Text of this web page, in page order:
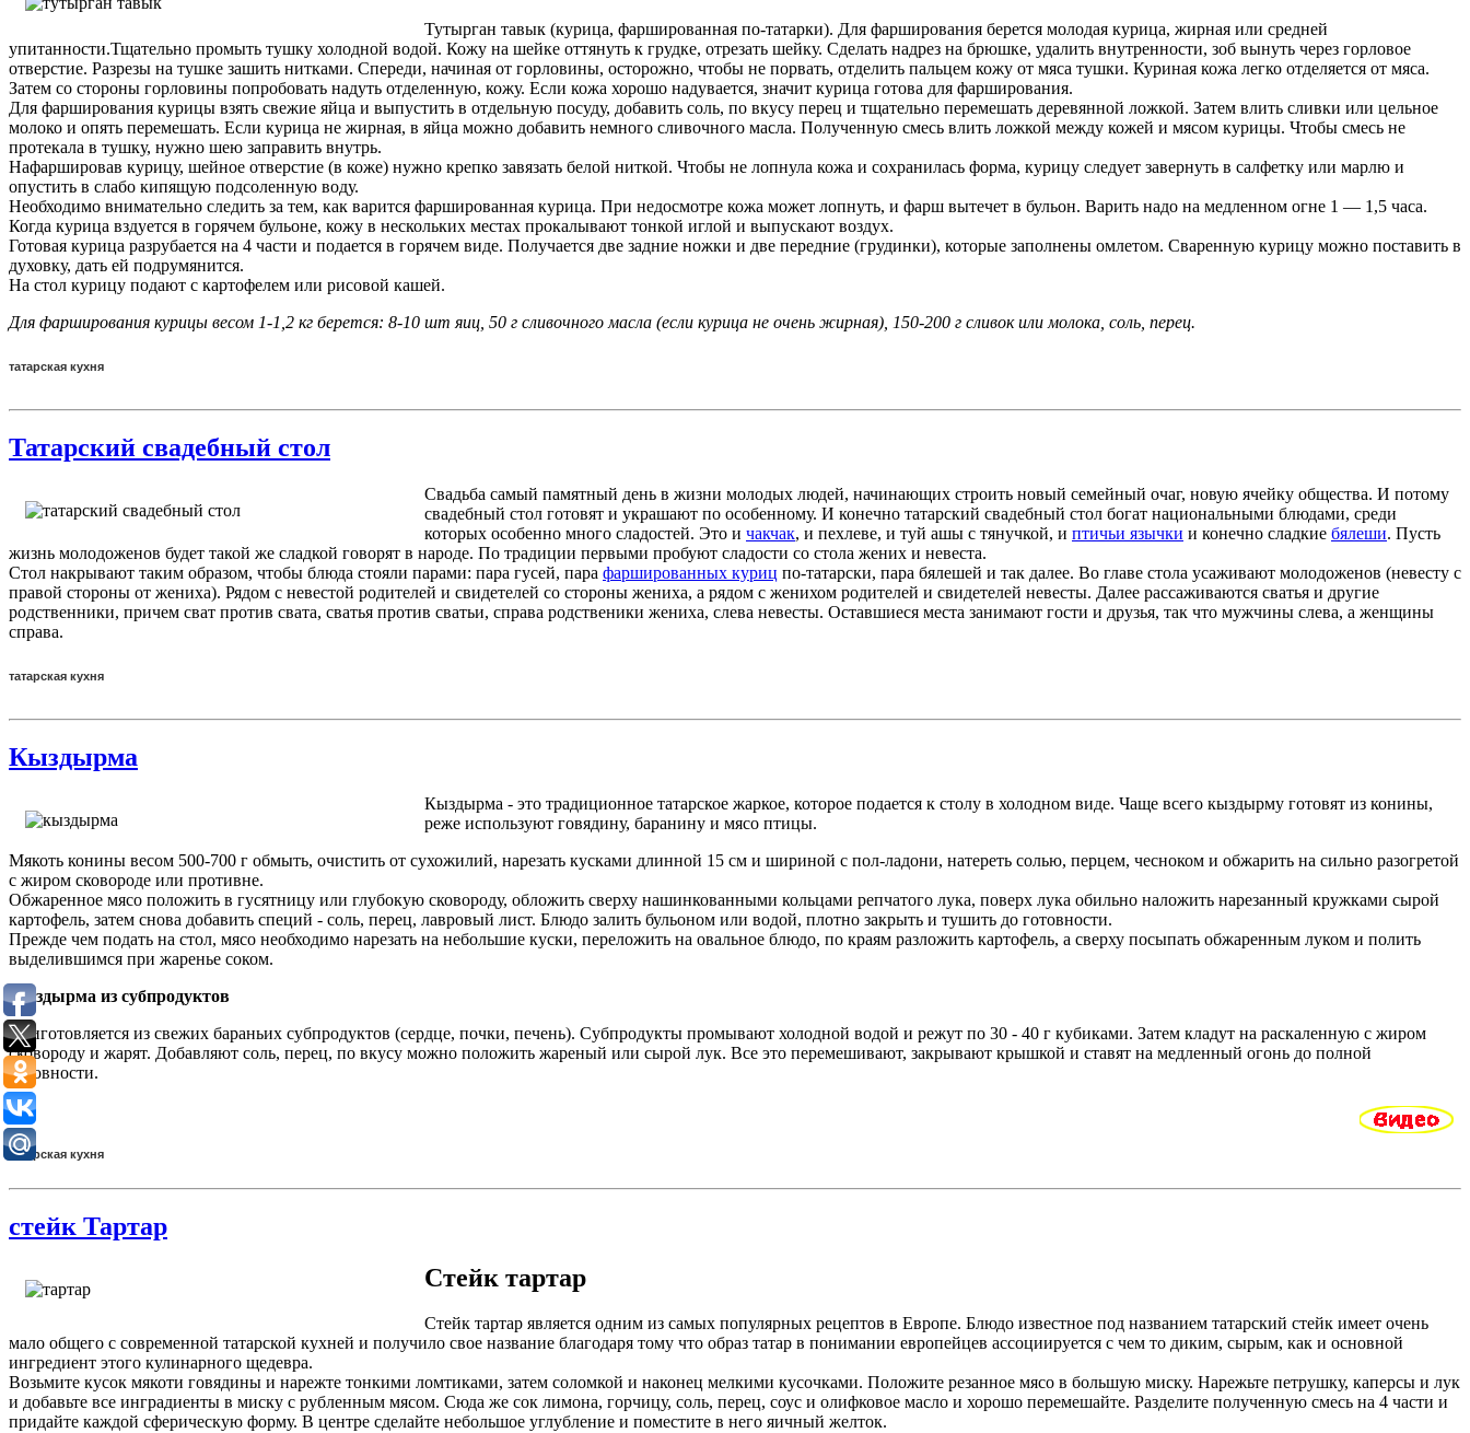
Тутырган тавык (курица, фаршированная по-татарки). Для фарширования берется молодая курица, жирная или средней
упитанности.Тщательно промыть тушку холодной водой. Кожу на шейке оттянуть к грудке, отрезать шейку. Сделать надрез на брюшке, удалить внутренности, зоб вынуть через горловое
отверстие. Разрезы на тушке зашить нитками. Спереди, начиная от горловины, осторожно, чтобы не порвать, отделить пальцем кожу от мяса тушки. Куриная кожа легко отделяется от мяса.
Затем со стороны горловины попробовать надуть отделенную, кожу. Если кожа хорошо надувается, значит курица готова для фарширования.
Для фарширования курицы взять свежие яйца и выпустить в отдельную посуду, добавить соль, по вкусу перец и тщательно перемешать деревянной ложкой. Затем влить сливки или цельное
молоко и опять перемешать. Если курица не жирная, в яйца можно добавить немного сливочного масла. Полученную смесь влить ложкой между кожей и мясом курицы. Чтобы смесь не
протекала в тушку, нужно шею заправить внутрь.
Нафаршировав курицу, шейное отверстие (в коже) нужно крепко завязать белой ниткой. Чтобы не лопнула кожа и сохранилась форма, курицу следует завернуть в салфетку или марлю и
опустить в слабо кипящую подсоленную воду.
Необходимо внимательно следить за тем, как варится фаршированная курица. При недосмотре кожа может лопнуть, и фарш вытечет в бульон. Варить надо на медленном огне 1 — 1,5 часа.
Когда курица вздуется в горячем бульоне, кожу в нескольких местах прокалывают тонкой иглой и выпускают воздух.
Готовая курица разрубается на 4 части и подается в горячем виде. Получается две задние ножки и две передние (грудинки), которые заполнены омлетом. Сваренную курицу можно поставить в
духовку, дать ей подрумянится.
На стол курицу подают с картофелем или рисовой кашей.
Для фарширования курицы весом 1-1,2 кг берется: 8-10 шт яиц, 50 г сливочного масла (если курица не очень жирная), 150-200 г сливок или молока, соль, перец.
татарская кухня
Татарский свадебный стол
Свадьба самый памятный день в жизни молодых людей, начинающих строить новый семейный очаг, новую ячейку общества. И потому
свадебный стол готовят и украшают по особенному. И конечно татарский свадебный стол богат национальными блюдами, среди
которых особенно много сладостей. Это и чакчак, и пехлеве, и туй ашы с тянучкой, и птичьи язычки и конечно сладкие бялеши. Пусть
жизнь молодоженов будет такой же сладкой говорят в народе. По традиции первыми пробуют сладости со стола жених и невеста.
Стол накрывают таким образом, чтобы блюда стояли парами: пара гусей, пара фаршированных куриц по-татарски, пара бялешей и так далее. Во главе стола усаживают молодоженов (невесту с
правой стороны от жениха). Рядом с невестой родителей и свидетелей со стороны жениха, а рядом с женихом родителей и свидетелей невесты. Далее рассаживаются сватья и другие
родственники, причем сват против свата, сватья против сватьи, справа родственики жениха, слева невесты. Оставшиеся места занимают гости и друзья, так что мужчины слева, а женщины
справа.
татарская кухня
Кыздырма
Кыздырма - это традиционное татарское жаркое, которое подается к столу в холодном виде. Чаще всего кыздырму готовят из конины,
реже используют говядину, баранину и мясо птицы.
Мякоть конины весом 500-700 г обмыть, очистить от сухожилий, нарезать кусками длинной 15 см и шириной с пол-ладони, натереть солью, перцем, чесноком и обжарить на сильно разогретой
с жиром сковороде или противне.
Обжаренное мясо положить в гусятницу или глубокую сковороду, обложить сверху нашинкованными кольцами репчатого лука, поверх лука обильно наложить нарезанный кружками сырой
картофель, затем снова добавить специй - соль, перец, лавровый лист. Блюдо залить бульоном или водой, плотно закрыть и тушить до готовности.
Прежде чем подать на стол, мясо необходимо нарезать на небольшие куски, переложить на овальное блюдо, по краям разложить картофель, а сверху посыпать обжаренным луком и полить
выделившимся при жаренье соком.
Кыздырма из субпродуктов
Приготовляется из свежих бараньих субпродуктов (сердце, почки, печень). Субпродукты промывают холодной водой и режут по 30 - 40 г кубиками. Затем кладут на раскаленную с жиром
сковороду и жарят. Добавляют соль, перец, по вкусу можно положить жареный или сырой лук. Все это перемешивают, закрывают крышкой и ставят на медленный огонь до полной
готовности.
татарская кухня
стейк Тартар
Стейк тартар
Стейк тартар является одним из самых популярных рецептов в Европе. Блюдо известное под названием татарский стейк имеет очень
мало общего с современной татарской кухней и получило свое название благодаря тому что образ татар в понимании европейцев ассоциируется с чем то диким, сырым, как и основной
ингредиент этого кулинарного щедевра.
Возьмите кусок мякоти говядины и нарежте тонкими ломтиками, затем соломкой и наконец мелкими кусочками. Положите резанное мясо в большую миску. Нарежьте петрушку, каперсы и лук
и добавьте все инградиенты в миску с рубленным мясом. Сюда же сок лимона, горчицу, соль, перец, соус и олифковое масло и хорошо перемешайте. Разделите полученную смесь на 4 части и
придайте каждой сферическую форму. В центре сделайте небольшое углубление и поместите в него яичный желток.